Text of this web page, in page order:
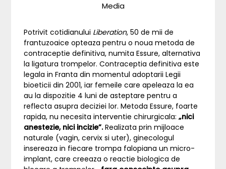
Media
Potrivit cotidianului Liberation, 50 de mii de
frantuzoaice opteaza pentru o noua metoda de
contraceptie definitiva, numita Essure, alternativa
la ligatura trompelor. Contraceptia definitiva este
legala in Franta din momentul adoptarii Legii
bioeticii din 2001, iar femeile care apeleaza la ea
au la dispozitie 4 luni de asteptare pentru a
reflecta asupra deciziei lor. Metoda Essure, foarte
rapida, nu necesita interventie chirurgicala:„nici
anestezie, nici incizie”.Realizata prin mijloace
naturale (vagin, cervix si uter), ginecologul
insereaza in fiecare trompa falopiana un micro-
implant, care creeaza o reactie biologica de